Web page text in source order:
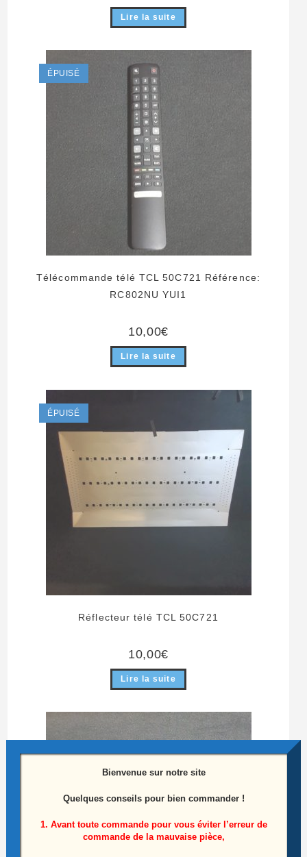
Lire la suite
ÉPUISÉ
Télécommande télé TCL 50C721 Référence:
RC802NU YUI1
10,00€
Lire la suite
ÉPUISÉ
Réflecteur télé TCL 50C721
10,00€
Lire la suite
Bienvenue sur notre site
Quelques conseils pour bien commander !
1. Avant toute commande pour vous éviter l’erreur de
commande de la mauvaise pièce,